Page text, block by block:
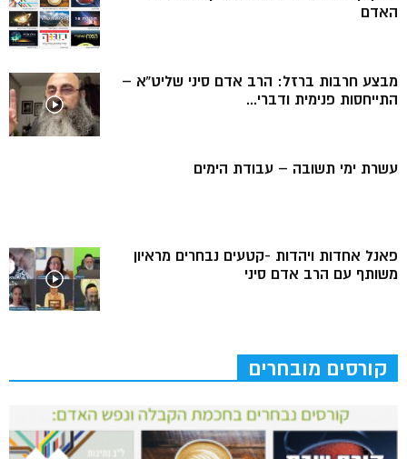
האדם
מבצע חרבות ברזל: הרב אדם סיני שליט”א –
התייחסות פנימית ודברי...
עשרת ימי תשובה – עבודת הימים
פאנל אחדות ויהדות -קטעים נבחרים מראיון
משותף עם הרב אדם סיני
קורסים מובחרים